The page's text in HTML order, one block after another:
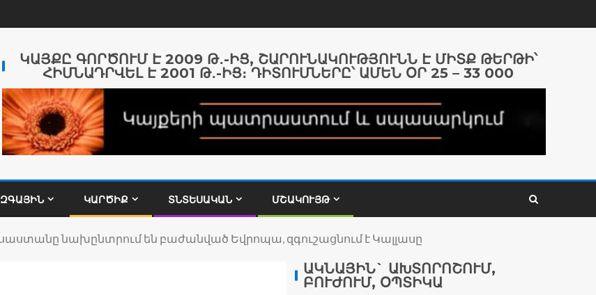
ԿԱՅՔԸ ԳՈՐԾՈՒՄ Է 2009 Թ․-ԻՑ, ՇԱՐՈՒՆԱԿՈՒԹՅՈՒՆՆ Է ՄԻՏՔ ԹԵՐԹԻ՝
ՀԻՄՆԱԴՐՎԵԼ Է 2001 Թ․-ԻՑ։ ԴԻՏՈՒՄՆԵՐԸ՝ ԱՄԵՆ ՕՐ 25 – 33 000
ԿԱՐԾԻՔ ՏՆՏԵՍԱԿԱՆ ՄՇԱԿՈՒՅԹ
նախընտրում են բաժանված Եվրոպա, զգուշացնում է Կալլասը
ԱԿՆԱՅԻՆ` ԱԽՏՈՐՈՇՈՒՄ,
ԲՈՒԺՈՒՄ, ՕՊՏԻԿԱ